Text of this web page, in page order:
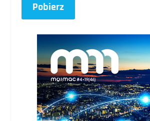
Pobierz